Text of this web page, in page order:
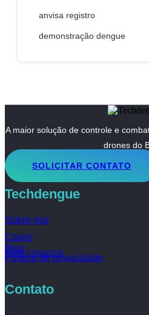
anvisa registro
demonstração dengue
A maior solução de controle e
drones do
SOLICITAR CONTATO
Techdengue
Sobre nós
Cases
Blog
Fale conosco
Política de privacidade
Contato